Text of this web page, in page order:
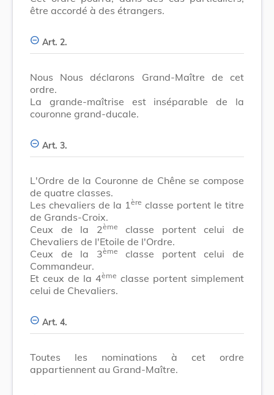
être accordé à des étrangers.
Art. 2.
Nous Nous déclarons Grand-Maître de cet
ordre.
La grande-maîtrise est inséparable de la
couronne grand-ducale.
Art. 3.
L'Ordre de la Couronne de Chêne se compose
de quatre classes.
Les chevaliers de la 1 ère classe portent le titre
de Grands-Croix.
Ceux de la 2ème
classe portent celui de
Chevaliers de l'Etoile de l'Ordre.
Ceux de la 3ème
classe portent celui de
Commandeur.
Et ceux de la 4ème classe portent simplement
celui de Chevaliers.
Art. 4.
Toutes les nominations à cet ordre
appartiennent au Grand-Maître.